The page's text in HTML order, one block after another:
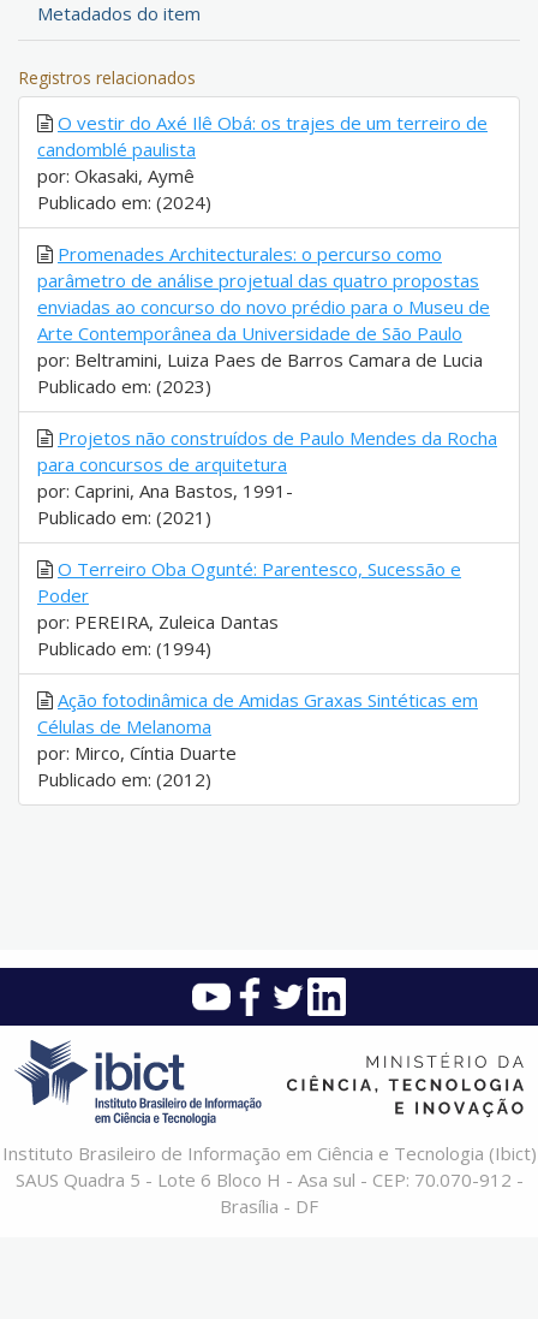
Metadados do item
Registros relacionados
O vestir do Axé Ilê Obá: os trajes de um terreiro de
candomblé paulista
por: Okasaki, Aymê
Publicado em: (2024)
Promenades Architecturales: o percurso como
parâmetro de análise projetual das quatro propostas
enviadas ao concurso do novo prédio para o Museu de
Arte Contemporânea da Universidade de São Paulo
por: Beltramini, Luiza Paes de Barros Camara de Lucia
Publicado em: (2023)
Projetos não construídos de Paulo Mendes da Rocha
para concursos de arquitetura
por: Caprini, Ana Bastos, 1991-
Publicado em: (2021)
O Terreiro Oba Ogunté: Parentesco, Sucessão e
Poder
por: PEREIRA, Zuleica Dantas
Publicado em: (1994)
Ação fotodinâmica de Amidas Graxas Sintéticas em
Células de Melanoma
por: Mirco, Cíntia Duarte
Publicado em: (2012)
Instituto Brasileiro de Informação em Ciência e Tecnologia (Ibict)
SAUS Quadra 5 - Lote 6 Bloco H - Asa sul - CEP: 70.070-912 -
Brasília - DF